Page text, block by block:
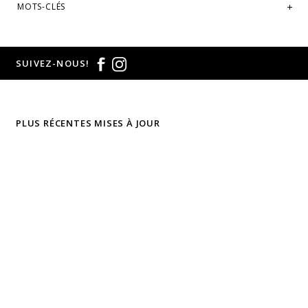
MOTS-CLÉS
SUIVEZ-NOUS!
PLUS RÉCENTES MISES À JOUR